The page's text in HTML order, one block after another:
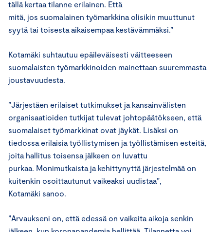
tällä kertaa tilanne erilainen. Että
mitä, jos suomalainen työmarkkina olisikin muuttunut
syytä tai toisesta aikaisempaa kestävämmäksi.”
Kotamäki suhtautuu epäileväisesti väitteeseen
suomalaisten työmarkkinoiden mainettaan suuremmasta
joustavuudesta.
”Järjestäen erilaiset tutkimukset ja kansainvälisten
organisaatioiden tutkijat tulevat johtopäätökseen, että
suomalaiset työmarkkinat ovat jäykät. Lisäksi on
tiedossa erilaisia työllistymisen ja työllistämisen esteitä,
joita hallitus toisensa jälkeen on luvattu
purkaa. Monimutkaista ja kehittynyttä järjestelmää on
kuitenkin osoittautunut vaikeaksi uudistaa”,
Kotamäki sanoo.
”Arvaukseni on, että edessä on vaikeita aikoja senkin